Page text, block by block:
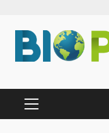
Inhalt
springen
PRIMÄRES
MENÜ